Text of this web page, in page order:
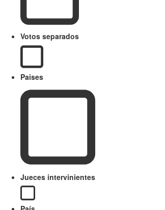
Votos separados
Paises
Jueces intervinientes